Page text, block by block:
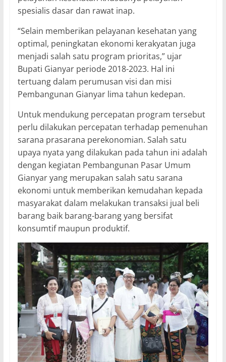
spesialis dasar dan rawat inap.
“Selain memberikan pelayanan kesehatan yang
optimal, peningkatan ekonomi kerakyatan juga
menjadi salah satu program prioritas,” ujar
Bupati Gianyar periode 2018-2023. Hal ini
tertuang dalam perumusan visi dan misi
Pembangunan Gianyar lima tahun kedepan.
Untuk mendukung percepatan program tersebut
perlu dilakukan percepatan terhadap pemenuhan
sarana prasarana perekonomian. Salah satu
upaya nyata yang dilakukan pada tahun ini adalah
dengan kegiatan Pembangunan Pasar Umum
Gianyar yang merupakan salah satu sarana
ekonomi untuk memberikan kemudahan kepada
masyarakat dalam melakukan transaksi jual beli
barang baik barang-barang yang bersifat
konsumtif maupun produktif.